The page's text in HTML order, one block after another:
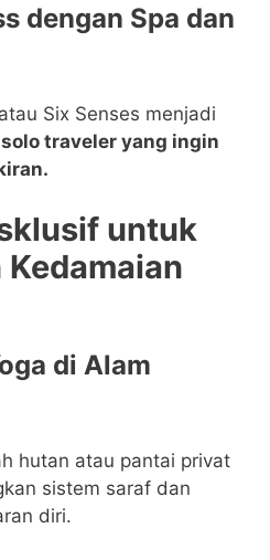
dengan Spa dan
Six Senses menjadi
solo traveler yang ingin
untuk
di Alam
hutan atau pantai privat
sistem saraf dan
diri.